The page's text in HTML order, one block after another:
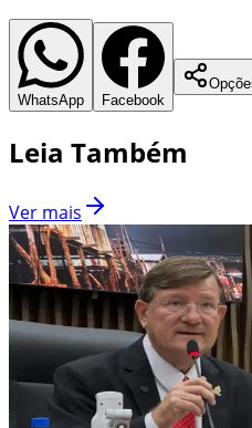
WhatsApp Facebook
Leia Também
Ver mais